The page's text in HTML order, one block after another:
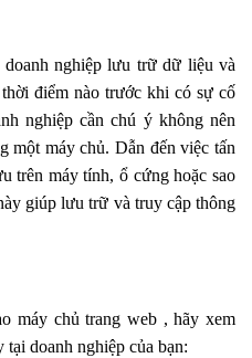
nghiệp lưu trữ dữ liệu và
điểm nào trước khi có sự cố
nghiệp cần chú ý không nên
một máy chủ. Dẫn đến việc tấn
trên máy tính, ổ cứng hoặc sao
giúp lưu trữ và truy cập thông
máy chủ trang web , hãy xem
doanh nghiệp của bạn: